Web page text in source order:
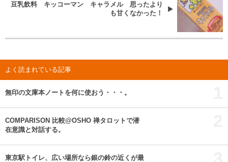
豆乳飲料 キッコーマン キャラメル 思ったより
も甘くなかった！
よく読まれている記事
無印の文庫本ノートを何に使おう・・・。
COMPARISON 比較@OSHO 禅タロットで潜
在意識と対話する。
東京駅トイレ、広い場所なら銀の鈴の近くが最